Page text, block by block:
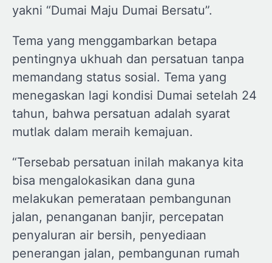
yakni “Dumai Maju Dumai Bersatu”.
Tema yang menggambarkan betapa
pentingnya ukhuah dan persatuan tanpa
memandang status sosial. Tema yang
menegaskan lagi kondisi Dumai setelah 24
tahun, bahwa persatuan adalah syarat
mutlak dalam meraih kemajuan.
“Tersebab persatuan inilah makanya kita
bisa mengalokasikan dana guna
melakukan pemerataan pembangunan
jalan, penanganan banjir, percepatan
penyaluran air bersih, penyediaan
penerangan jalan, pembangunan rumah